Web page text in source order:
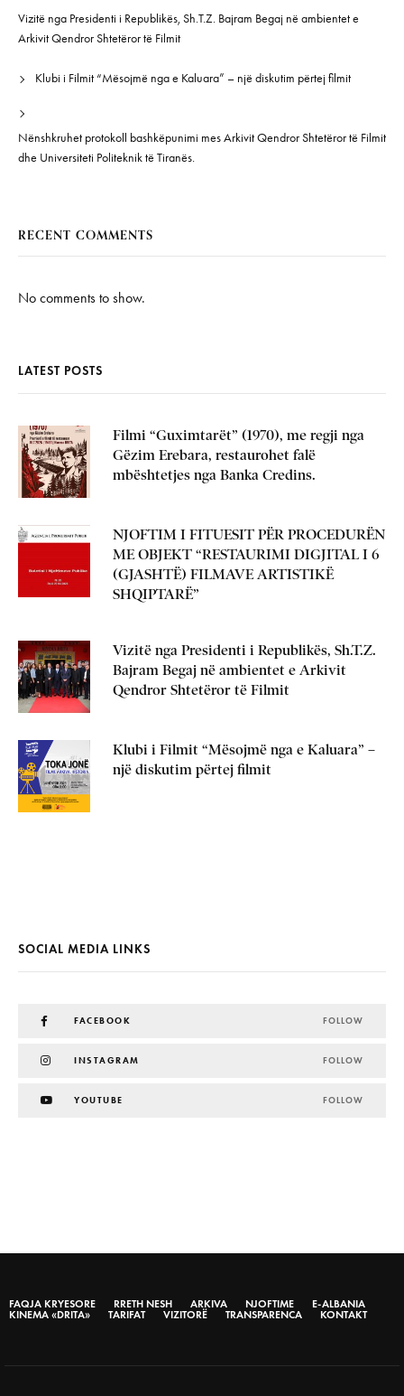
Vizitë nga Presidenti i Republikës, Sh.T.Z. Bajram Begaj në ambientet e
Arkivit Qendror Shtetëror të Filmit
Klubi i Filmit “Mësojmë nga e Kaluara” – një diskutim përtej filmit
Nënshkruhet protokoll bashkëpunimi mes Arkivit Qendror Shtetëror të Filmit
dhe Universiteti Politeknik të Tiranës.
RECENT COMMENTS
No comments to show.
LATEST POSTS
Filmi “Guximtarët” (1970), me regji nga
Gëzim Erebara, restaurohet falë
mbështetjes nga Banka Credins.
NJOFTIM I FITUESIT PËR PROCEDURËN
ME OBJEKT “RESTAURIMI DIGJITAL I 6
(GJASHTË) FILMAVE ARTISTIKË
SHQIPTARË”
Vizitë nga Presidenti i Republikës, Sh.T.Z.
Bajram Begaj në ambientet e Arkivit
Qendror Shtetëror të Filmit
Klubi i Filmit “Mësojmë nga e Kaluara” –
një diskutim përtej filmit
SOCIAL MEDIA LINKS
FACEBOOK FOLLOW
INSTAGRAM FOLLOW
YOUTUBE FOLLOW
FAQJA KRYESORE RRETH NESH ARKIVA NJOFTIME
E-ALBANIA
KINEMA «DRITA»
TARIFAT VIZITORË TRANSPARENCA KONTAKT